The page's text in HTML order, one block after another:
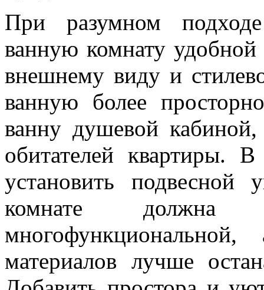
При разумном
ванную комнату
внешнему виду и
ванную более
ванну душевой
обитателей квартиры.
установить
комнате
материалов лучше